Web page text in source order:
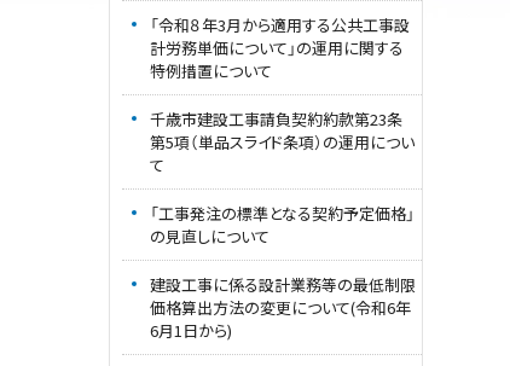
「令和８年3月から適用する公共工事設
計労務単価について」の運用に関する
特例措置について
千歳市建設工事請負契約約款第23条
第5項（単品スライド条項）の運用につい
て
「工事発注の標準となる契約予定価格」
の見直しについて
建設工事に係る設計業務等の最低制限
価格算出方法の変更について(令和6年
6月1日から)